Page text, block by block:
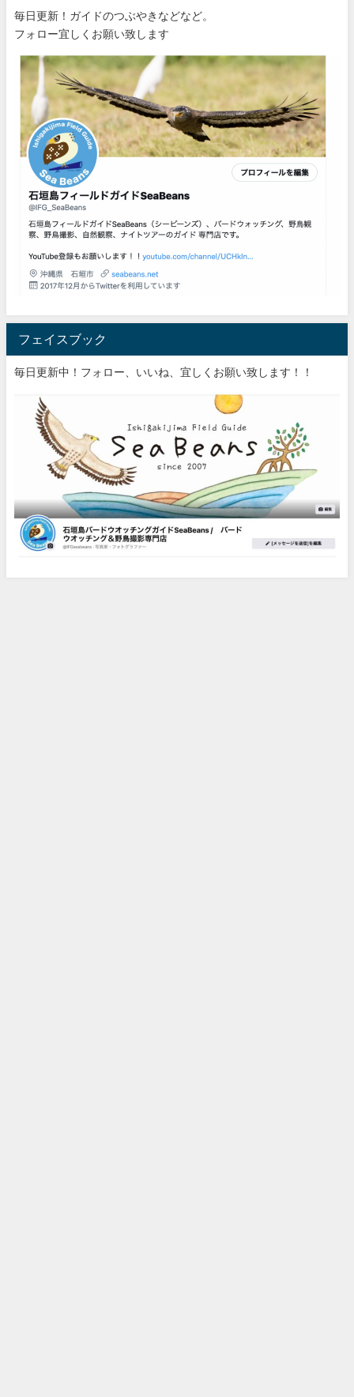
毎日更新！ガイドのつぶやきなどなど。
フォロー宜しくお願い致します
フェイスブック
毎日更新中！フォロー、いいね、宜しくお願い致します！！